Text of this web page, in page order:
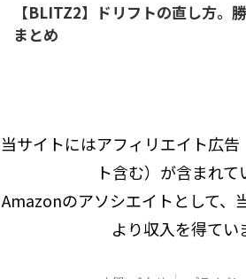
【BLITZ2】ドリフトの直し方。
まとめ
当サイトにはアフィリエイト広
ト含む）が含まれて
Amazonのアソシエイトとして、
より収入を得てい